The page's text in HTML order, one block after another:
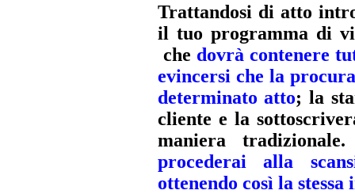
Trattandosi di atto
il tuo programma di
che dovrà contenere
evincersi che la
determinato atto; la
cliente e la
maniera
procederai alla
ottenendo così la